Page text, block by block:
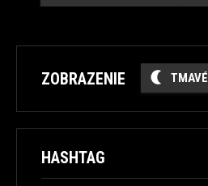
ZOBRAZENIE TMAVÉ
HASHTAG